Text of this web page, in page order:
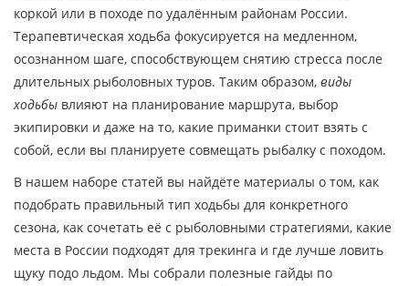
коркой или в походе по удалённым районам России.
Терапевтическая ходьба фокусируется на медленном,
осознанном шаге, способствующем снятию стресса после
длительных рыболовных туров. Таким образом, виды
ходьбы влияют на планирование маршрута, выбор
экипировки и даже на то, какие приманки стоит взять с
собой, если вы планируете совмещать рыбалку с походом.
В нашем наборе статей вы найдёте материалы о том, как
подобрать правильный тип ходьбы для конкретного
сезона, как сочетать её с рыболовными стратегиями, какие
места в России подходят для трекинга и где лучше ловить
щуку подо льдом. Мы собрали полезные гайды по